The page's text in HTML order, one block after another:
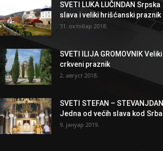
SVETI LUKA LUČINDAN Srpska
slava i veliki hrišćanski praznik
31. октобар 2018.
SVETI ILIJA GROMOVNIK Veliki
crkveni praznik
2. август 2018.
SVETI STEFAN – STEVANJDAN
Jedna od većih slava kod Srba
9. јануар 2019.